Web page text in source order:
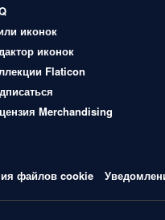
иконок
иконок
Flaticon
Merchandising
файлов cookie